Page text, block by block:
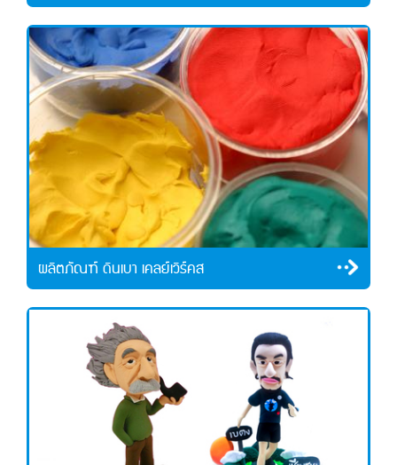
ผลิตภัณฑ์ ดินเบา เคลย์เวิร์คส